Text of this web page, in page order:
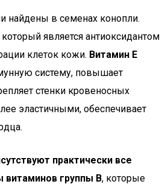
найдены в семенах конопли.
который является антиоксидантом
клеток кожи. Витамин Е
систему, повышает
стенки кровеносных
эластичными, обеспечивает
практически все
витаминов группы В, которые